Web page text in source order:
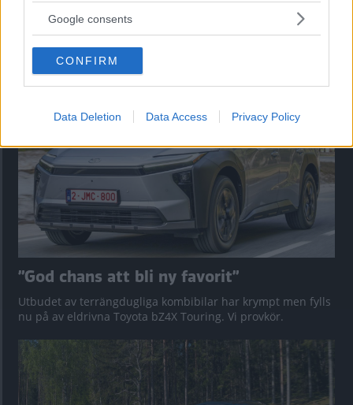
not limited to your visit or usage behaviour. You may click to
use your data for below specified purposes in below Google
consent section.
Google consents
CONFIRM
Data Deletion Data Access Privacy Policy
Kia utmanar i kombiklassen – blir omkörd
av ”gamlingen”
Nykomlingen fälls av en besvärande nackdel.
”God chans att bli ny favorit”
Utbudet av terrängdugliga kombibilar har krympt men fylls
nu på av eldrivna Toyota bZ4X Touring. Vi provkör.